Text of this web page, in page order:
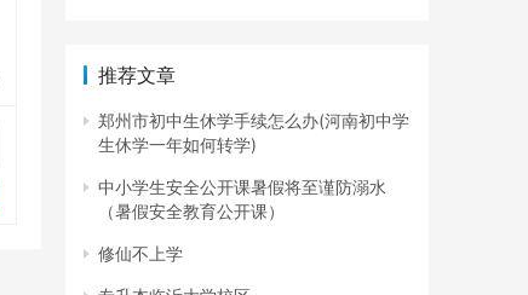
推荐文章
郑州市初中生休学手续怎么办(河南初中学
生休学一年如何转学)
中小学生安全公开课暑假将至谨防溺水
（暑假安全教育公开课）
修仙不上学